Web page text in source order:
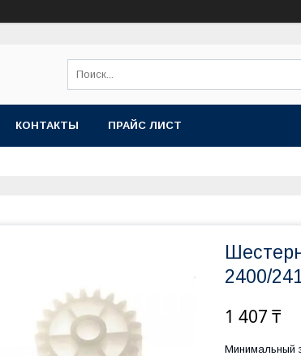
КОНТАКТЫ ПРАЙС ЛИСТ
2400/
1 407 ₸
Минимальный